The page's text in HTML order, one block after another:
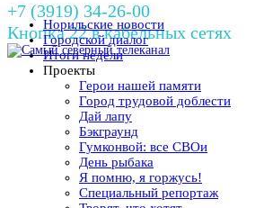
+7 (3919) 34-26-00
Кнопка 22 в кабельных сетях
Норильские новости
Городской диалог
Итоги недели
Проекты
Герои нашей памяти
Город трудовой доблести
Дай лапу
Бэкграунд
Гумконвой: все СВОи
День рыбака
Я помню, я горжусь!
Специальный репортаж